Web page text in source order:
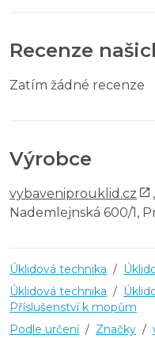
Recenze
Zatím žádné recenze
Výrobce
vybaveniprouklid.cz ,
Nademlejnská 600/1,
Úklidová technika /
Úklidová technika /
Příslušenství k mopům
Podle určení / Značky /